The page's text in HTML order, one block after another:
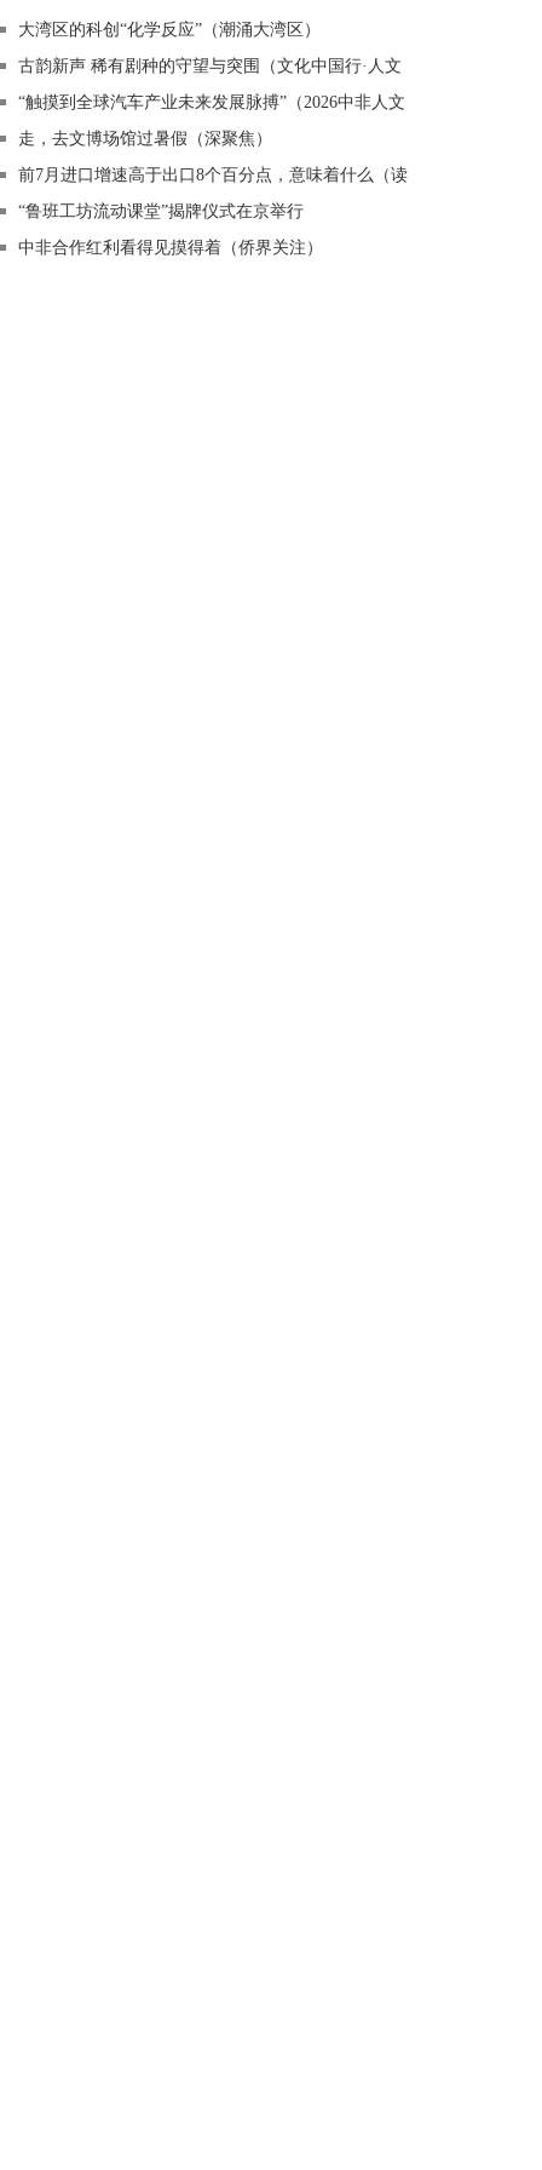
大湾区的科创“化学反应”（潮涌大湾区）
古韵新声 稀有剧种的守望与突围（文化中国行·人文
观察·戏剧振兴系列调研④）
“触摸到全球汽车产业未来发展脉搏”（2026中非人文
交流年）
走，去文博场馆过暑假（深聚焦）
前7月进口增速高于出口8个百分点，意味着什么（读
者点题·共同关注）
“鲁班工坊流动课堂”揭牌仪式在京举行
中非合作红利看得见摸得着（侨界关注）